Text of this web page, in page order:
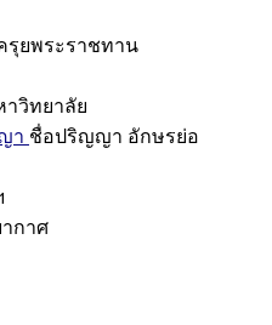
รุยพระราชทาน
าวิทยาลัย
า ชื่อปริญญา อักษรย่อ
กาศ